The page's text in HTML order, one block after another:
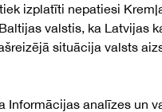
izplatīti nepatiesi
valstis, ka Latvijas
situācija valsts
Informācijas analīzes un